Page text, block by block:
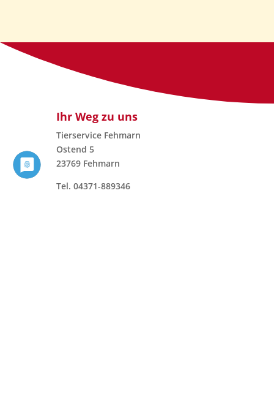
Ihr Weg zu uns
Tierservice Fehmarn
Ostend 5
23769 Fehmarn
Tel. 04371-889346